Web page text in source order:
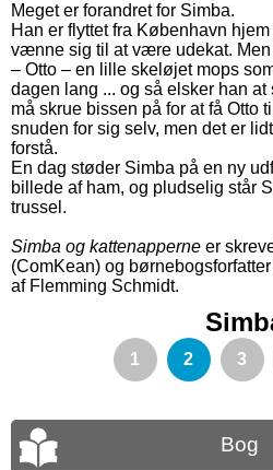
Meget er forandret for Simba.
Han er flyttet fra København
vænne sig til at være udekat. Men
– Otto – en lille skeløjet mops
dagen lang ... og så elsker han
må skrue bissen på for at få Otto
snuden for sig selv, men det er
forstå.
En dag støder Simba på en ny
billede af ham, og pludselig står
trussel.
Simba og kattenapperne er
(ComKean) og
af Flemming Schmidt.
1 2 3
Bog